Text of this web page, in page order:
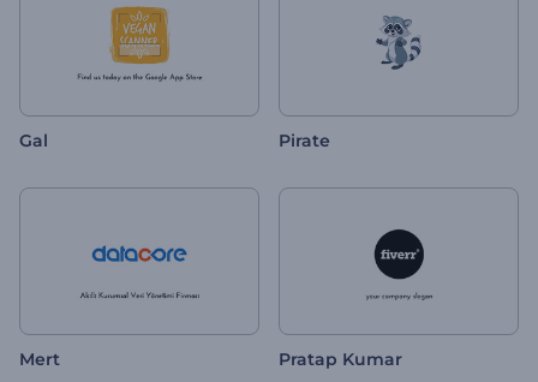
Gal Pirate
Mert Pratap Kumar